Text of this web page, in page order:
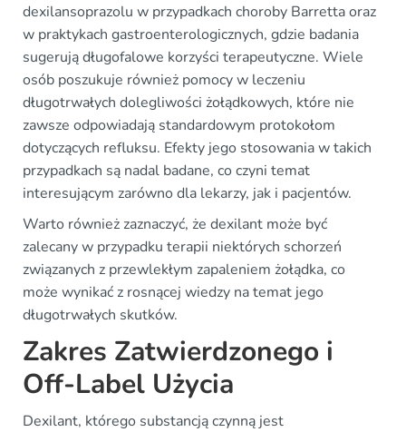
dexilansoprazolu w przypadkach choroby Barretta oraz
w praktykach gastroenterologicznych, gdzie badania
sugerują długofalowe korzyści terapeutyczne. Wiele
osób poszukuje również pomocy w leczeniu
długotrwałych dolegliwości żołądkowych, które nie
zawsze odpowiadają standardowym protokołom
dotyczących refluksu. Efekty jego stosowania w takich
przypadkach są nadal badane, co czyni temat
interesującym zarówno dla lekarzy, jak i pacjentów.
Warto również zaznaczyć, że dexilant może być
zalecany w przypadku terapii niektórych schorzeń
związanych z przewlekłym zapaleniem żołądka, co
może wynikać z rosnącej wiedzy na temat jego
długotrwałych skutków.
Zakres Zatwierdzonego i
Off-Label Użycia
Dexilant, którego substancją czynną jest